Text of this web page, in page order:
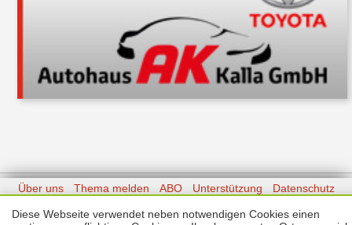
Über uns Thema melden ABO Unterstützung
Datenschutz
Impressum
Diese Webseite verwendet neben notwendigen Cookies einen